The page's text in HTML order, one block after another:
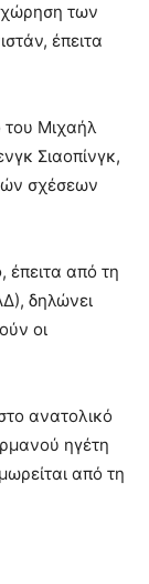
των
έπειτα
του Μιχαήλ
Σιαοπίνγκ,
σχέσεων
έπειτα από τη
δηλώνει
οι
ανατολικό
ηγέτη
από τη